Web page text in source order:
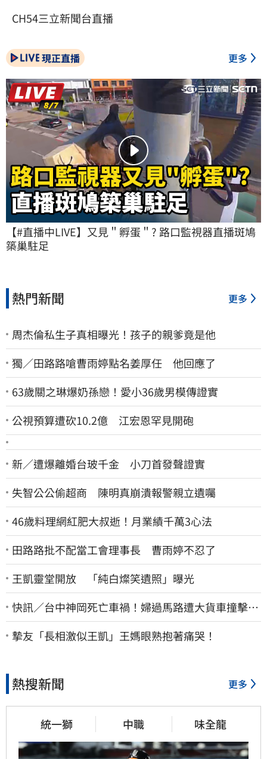
CH54三立新聞台直播
現正直播 更多
【#直播中LIVE】又見＂孵蛋＂? 路口監視器直播斑鳩
築巢駐足
熱門新聞 更多
周杰倫私生子真相曝光！孩子的親爹竟是他
獨／田路路嗆曹雨婷點名姜厚任 他回應了
63歲關之琳爆奶孫戀！愛小36歲男模傳證實
公視預算遭砍10.2億 江宏恩罕見開砲
新／遭爆離婚台玻千金 小刀首發聲證實
失智公公偷超商 陳明真崩潰報警親立遺囑
46歲料理網紅肥大叔逝！月業績千萬3心法
田路路批不配當工會理事長 曹雨婷不忍了
王凱靈堂開放 「純白燦笑遺照」曝光
快訊／台中神岡死亡車禍！婦過馬路遭大貨車撞擊…
下半身輾碎慘死路口
摯友「長相激似王凱」王媽眼熟抱著痛哭！
熱搜新聞 更多
統一獅 中職 味全龍